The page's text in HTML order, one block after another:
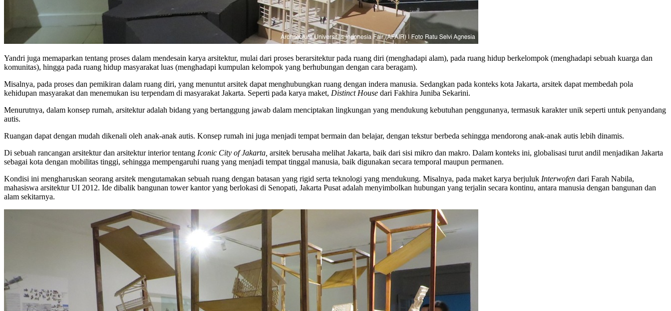
Yandri juga memaparkan tentang proses dalam mendesain karya arsitektur, mulai dari proses berarsitektur pada ruang diri (menghadapi alam), pada ruang hidup berkelompok (menghadapi sebuah kuarga dan
komunitas), hingga pada ruang hidup masyarakat luas (menghadapi kumpulan kelompok yang berhubungan dengan cara beragam).
Misalnya, pada proses dan pemikiran dalam ruang diri, yang menuntut arsitek dapat menghubungkan ruang dengan indera manusia. Sedangkan pada konteks kota Jakarta, arsitek dapat membedah pola
kehidupan masyarakat dan menemukan isu terpendam di masyarakat Jakarta. Seperti pada karya maket, Distinct House dari Fakhira Juniba Sekarini.
Menurutnya, dalam konsep rumah, arsitektur adalah bidang yang bertanggung jawab dalam menciptakan lingkungan yang mendukung kebutuhan penggunanya, termasuk karakter unik seperti untuk penyandang
autis.
Ruangan dapat dengan mudah dikenali oleh anak-anak autis. Konsep rumah ini juga menjadi tempat bermain dan belajar, dengan tekstur berbeda sehingga mendorong anak-anak autis lebih dinamis.
Di sebuah rancangan arsitektur dan arsitektur interior tentang Iconic City of Jakarta, arsitek berusaha melihat Jakarta, baik dari sisi mikro dan makro. Dalam konteks ini, globalisasi turut andil menjadikan Jakarta
sebagai kota dengan mobilitas tinggi, sehingga mempengaruhi ruang yang menjadi tempat tinggal manusia, baik digunakan secara temporal maupun permanen.
Kondisi ini mengharuskan seorang arsitek mengutamakan sebuah ruang dengan batasan yang rigid serta teknologi yang mendukung. Misalnya, pada maket karya berjuluk Interwofen dari Farah Nabila,
mahasiswa arsitektur UI 2012. Ide dibalik bangunan tower kantor yang berlokasi di Senopati, Jakarta Pusat adalah menyimbolkan hubungan yang terjalin secara kontinu, antara manusia dengan bangunan dan
alam sekitarnya.